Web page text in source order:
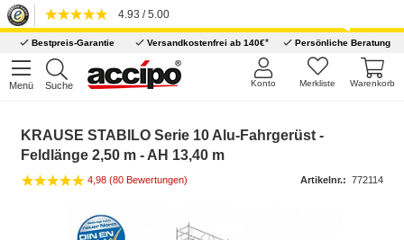
4.93 / 5.00
Bestpreis-Garantie Versandkostenfrei ab 140€* Persönliche Beratung
Menü Suche Warenkorb
Merkliste
Konto
KRAUSE STABILO Serie 10 Alu-Fahrgerüst -
Feldlänge 2,50 m - AH 13,40 m
4,98 (80 Bewertungen) Artikelnr.: 772114